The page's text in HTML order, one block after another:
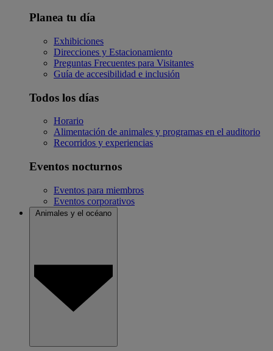
Planea tu día
Exhibiciones
Direcciones y Estacionamiento
Preguntas Frecuentes para Visitantes
Guía de accesibilidad e inclusión
Todos los días
Horario
Alimentación de animales y programas en el auditorio
Recorridos y experiencias
Eventos nocturnos
Eventos para miembros
Eventos corporativos
Animales y el océano